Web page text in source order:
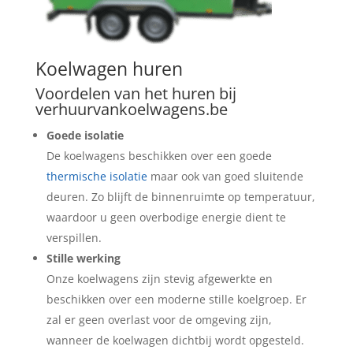
Koelwagen huren
Voordelen van het huren bij
verhuurvankoelwagens.be
Goede isolatie
De koelwagens beschikken over een goede
thermische isolatiemaar ook van goed sluitende
deuren. Zo blijft de binnenruimte op temperatuur,
waardoor u geen overbodige energie dient te
verspillen.
Stille werking
Onze koelwagens zijn stevig afgewerkte en
beschikken over een moderne stille koelgroep. Er
zal er geen overlast voor de omgeving zijn,
wanneer de koelwagen dichtbij wordt opgesteld.